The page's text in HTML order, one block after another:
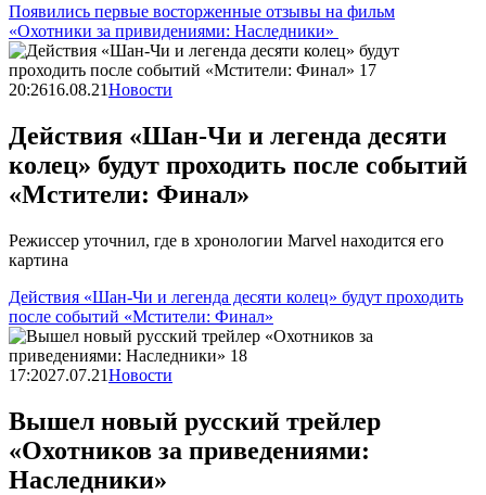
Появились первые восторженные отзывы на фильм
«Охотники за привидениями: Наследники»
20:2616.08.21Новости
Действия «Шан-Чи и легенда десяти
колец» будут проходить после событий
«Мстители: Финал»
Режиссер уточнил, где в хронологии Marvel находится его
картина
Действия «Шан-Чи и легенда десяти колец» будут проходить
после событий «Мстители: Финал»
17:2027.07.21Новости
Вышел новый русский трейлер
«Охотников за приведениями:
Наследники»